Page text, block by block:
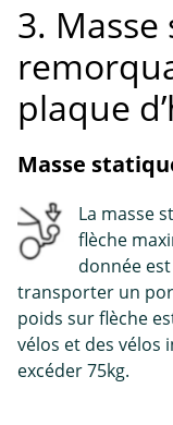
3.
plaque
Masse
La masse
flèche
donnée
transporter un
poids sur flèche
vélos et des vélos
excéder 75kg.